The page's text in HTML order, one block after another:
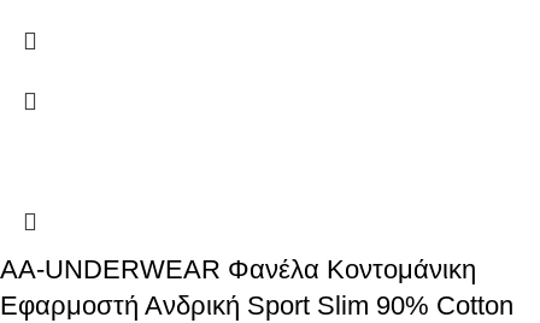
AA-UNDERWEAR Φανέλα Κοντομάνικη
Εφαρμοστή Ανδρική Sport Slim 90% Cotton